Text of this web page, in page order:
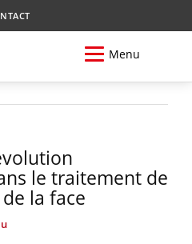
Menu
le traitement de
la face